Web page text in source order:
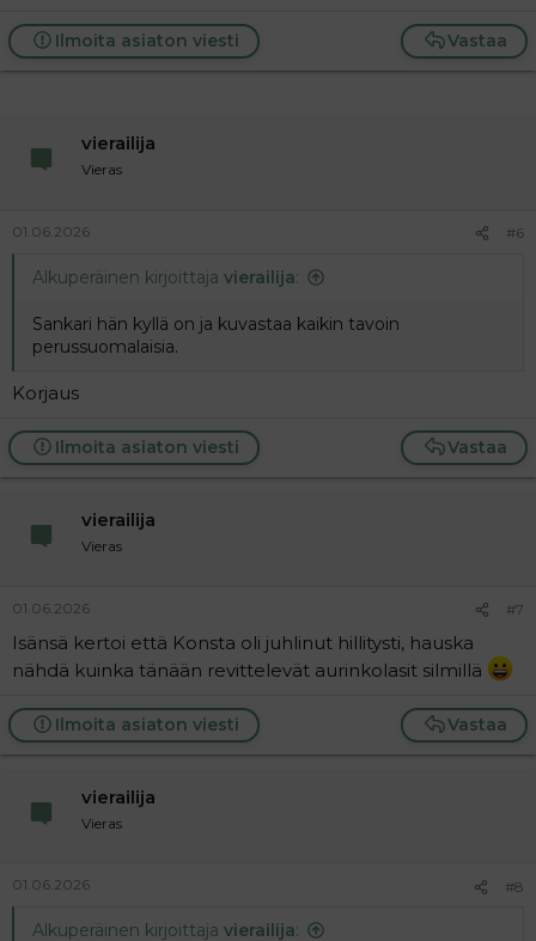
Vastaa
Ilmoita asiaton viesti
vierailija
Vieras
01.06.2026 #6
Alkuperäinen kirjoittaja vierailija:
Sankari hän kyllä on ja kuvastaa kaikin tavoin
perussuomalaisia.
Korjaus
Vastaa
Ilmoita asiaton viesti
vierailija
Vieras
01.06.2026 #7
Isänsä kertoi että Konsta oli juhlinut hillitysti, hauska
nähdä kuinka tänään revittelevät aurinkolasit silmillä
Vastaa
Ilmoita asiaton viesti
vierailija
Vieras
01.06.2026 #8
Alkuperäinen kirjoittaja vierailija: